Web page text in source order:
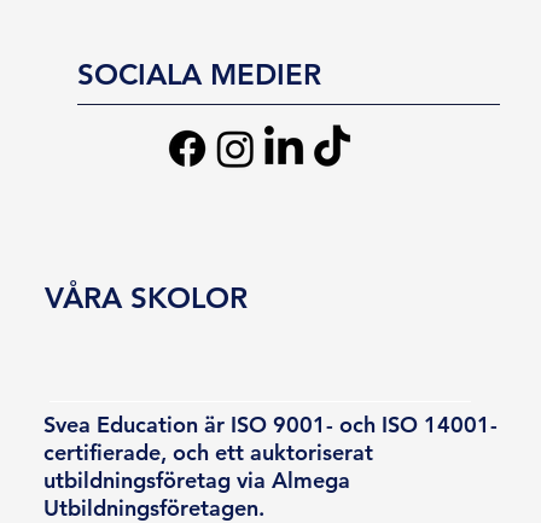
SOCIALA MEDIER
Svea Education är ISO 9001- och ISO 14001-
certifierade, och ett auktoriserat
utbildningsföretag via Almega
Utbildningsföretagen.
VÅRA SKOLOR